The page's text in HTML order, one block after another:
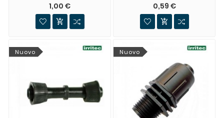
1,00 €

0,59 €

Nuovo Nuovo